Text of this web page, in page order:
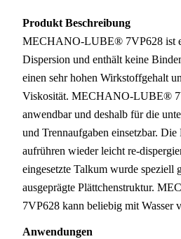
Produkt Beschreibung
MECHANO-LUBE® 7VP628 ist
Dispersion und enthält keine
einen sehr hohen Wirkstoffgehalt
Viskosität. MECHANO-LUBE®
anwendbar und deshalb für die
und Trennaufgaben einsetzbar.
aufrühren wieder leicht re-
eingesetzte Talkum wurde speziell
ausgeprägte Plättchenstruktur.
7VP628 kann beliebig mit Wasser
Anwendungen